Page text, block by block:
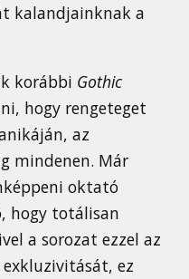
kalandjainknak a
korábbi Gothic
hogy rengeteget
az
mindenen. Már
oktató
hogy totálisan
a sorozat ezzel az
ez